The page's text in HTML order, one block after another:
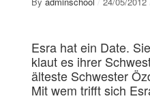
Esra hat ein Date.
klaut es ihrer
älteste Schwester
Mit wem trifft sich